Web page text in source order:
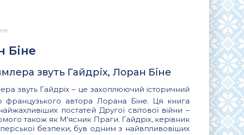
Біне
звуть Гайдріх, Лоран Біне
звуть Гайдріх – це захоплюючий історичний
французького автора Лорана Біне. Ця книга
постатей Другої світової війни –
також як М'ясник Праги. Гайдріх, керівник
безпеки, був одним з найвпливовіших